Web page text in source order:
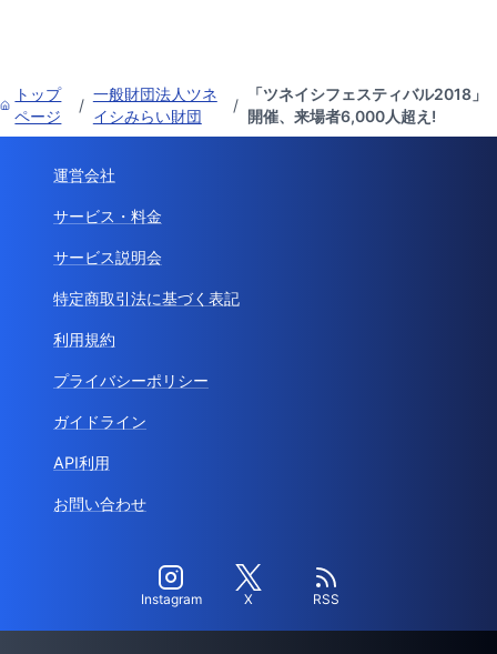
トップ
ページ
/
一般財団法人ツネ
イシみらい財団
/
「ツネイシフェスティバル2018」
開催、来場者6,000人超え!
運営会社
サービス・料金
サービス説明会
特定商取引法に基づく表記
利用規約
プライバシーポリシー
ガイドライン
API利用
お問い合わせ
Instagram X RSS